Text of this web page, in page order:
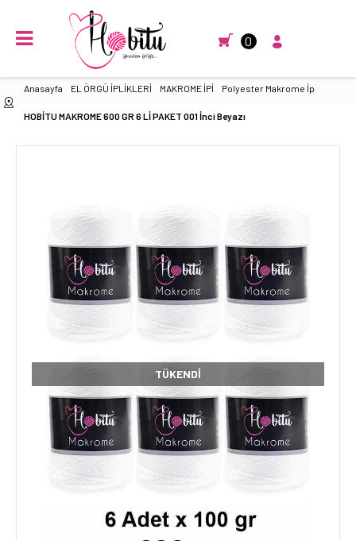
0
Anasayfa EL ÖRGÜ İPLİKLERİ MAKROME İPİ Polyester Makrome İp
HOBİTU MAKROME 600 GR 6 Lİ PAKET 001 İnci Beyazı
TÜKENDI